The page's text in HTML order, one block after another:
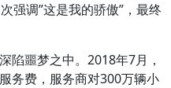
强调”这是我的骄傲”，最终
陷噩梦之中。2018年7月，
务费，服务商对300万辆小